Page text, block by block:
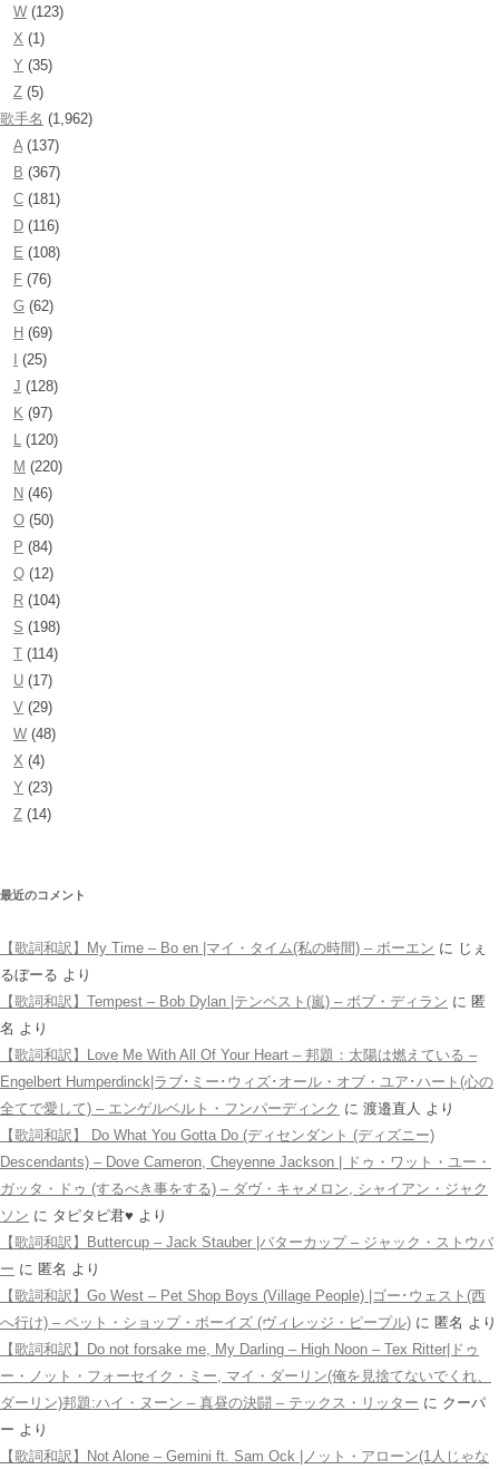
W (123)
X (1)
Y (35)
Z (5)
歌手名 (1,962)
A(137)
B (367)
C (181)
D (116)
E (108)
F (76)
G (62)
H (69)
(25)
J (128)
K (97)
L (120)
M (220)
N (46)
O (50)
P (84)
Q (12)
R (104)
S (198)
T (114)
U (17)
V (29)
W (48)
X (4)
Y (23)
Z (14)
最近のコメント
【歌詞和訳】My Time – Bo en |マイ・タイム(私の時間) – ボーエン に じぇ
るぼーる より
【歌詞和訳】Tempest – Bob Dylan |テンペスト(嵐) – ボブ・ディラン に 匿
名 より
【歌詞和訳】Love Me With All Of Your Heart – 邦題：太陽は燃えている –
Engelbert Humperdinck|ラブ･ミー･ウィズ･オール・オブ・ユア･ハート(心の
全てで愛して) – エンゲルベルト・フンパーディンク に 渡邉直人 より
【歌詞和訳】 Do What You Gotta Do (ディセンダント (ディズニー)
Descendants) – Dove Cameron, Cheyenne Jackson | ドゥ・ワット・ユー・
ガッタ・ドゥ (するべき事をする) – ダヴ・キャメロン, シャイアン・ジャク
ソン に タピタピ君♥️ より
【歌詞和訳】Buttercup – Jack Stauber |バターカップ – ジャック・ストウバ
ー に 匿名 より
【歌詞和訳】Go West – Pet Shop Boys (Village People) |ゴー･ウェスト(西
へ行け) – ペット・ショップ・ボーイズ (ヴィレッジ・ピープル) に 匿名 より
【歌詞和訳】Do not forsake me, My Darling – High Noon – Tex Ritter|ドゥ
ー・ノット・フォーセイク・ミー, マイ・ダーリン(俺を見捨てないでくれ、
ダーリン)邦題:ハイ・ヌーン – 真昼の決闘 – テックス・リッター に クーパ
ー より
【歌詞和訳】Not Alone – Gemini ft. Sam Ock |ノット・アローン(1人じゃな